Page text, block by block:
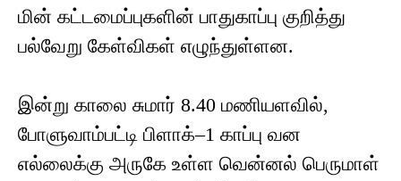
மின் கட்டமைப்புகளின் பாதுகாப்பு குறித்து
பல்வேறு கேள்விகள் எழுந்துள்ளன.
இன்று காலை சுமார் 8.40 மணியளவில்,
போளுவாம்பட்டி பிளாக்–1 காப்பு வன
எல்லைக்கு அருகே உள்ள வென்னல் பெருமாள்